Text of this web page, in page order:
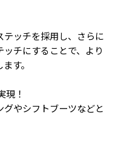
テッチを採用し、さらに
チにすることで、より
す。
現！
やシフトブーツなどと